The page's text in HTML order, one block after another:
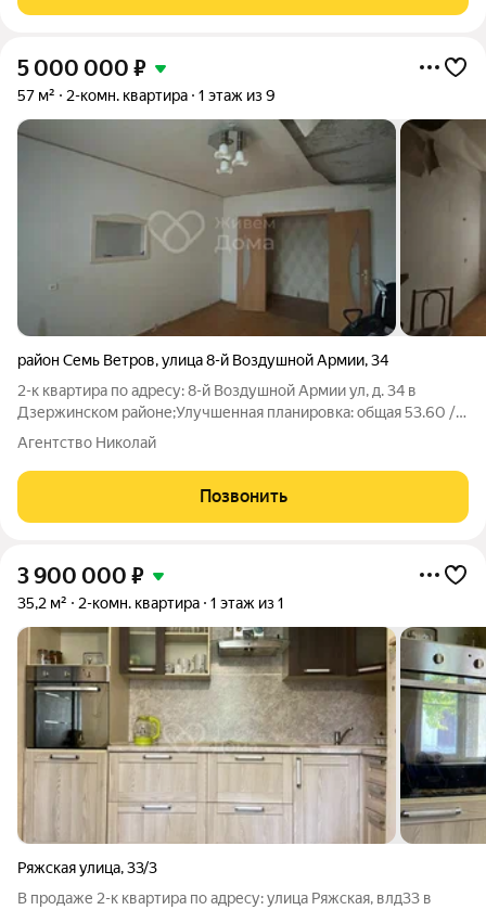
5 000 000 ₽
57 м² 2-комн. квартира 1 этаж из 9
район Семь Ветров,улица 8-й Воздушной Армии,34
2-к квартира по адресу: 8-й Воздушной Армии ул, д. 34 в
Дзержинском районе;Улучшенная планировка: общая 53.60 /
жилая 29.60 / кухня 10.20Раздельные комнаты: 16.50 + 13.10
застекленные лоджия и
Агентство Николай
Позвонить
3 900 000 ₽
35,2 м² 2-комн. квартира 1 этаж из 1
Ряжская улица,33/3
В продаже 2-к квартира по адресу: улица Ряжская, влд33 в